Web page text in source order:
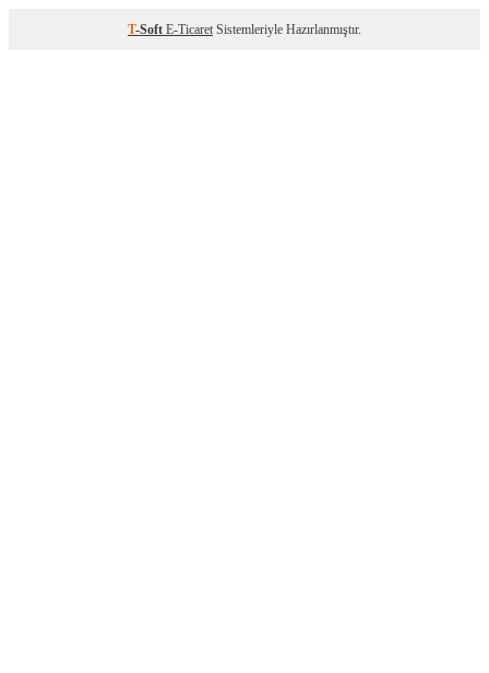
T-Soft E-Ticaret Sistemleriyle Hazırlanmıştır.